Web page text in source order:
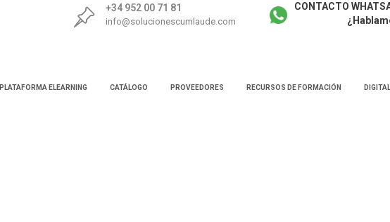
+34 952 00 71 81
info@solucionescumlaude.com
CONTACTO
PLATAFORMA ELEARNING CATÁLOGO PROVEEDORES RECURSOS DE FORMACIÓN